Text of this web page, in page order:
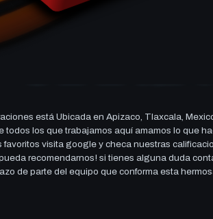
está Ubicada en Apizaco, Tlaxcala,
los que trabajamos aquí amamos lo que
visita google y checa nuestras
recomendarnos! si tienes alguna duda
de parte del equipo que conforma esta